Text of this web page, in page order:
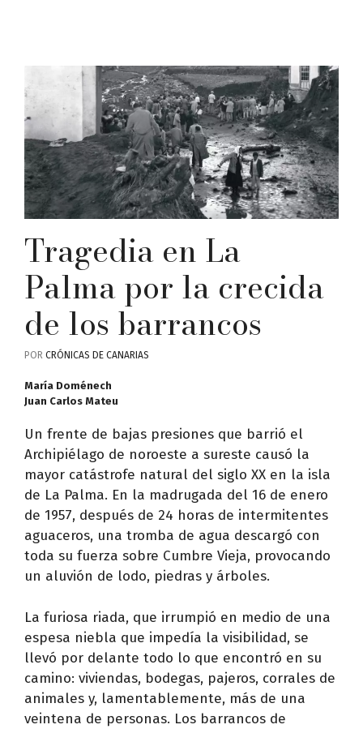
Tragedia en La
Palma por la crecida
de los barrancos
POR CRÓNICAS DE CANARIAS
María Doménech
Juan Carlos Mateu
Un frente de bajas presiones que barrió el
Archipiélago de noroeste a sureste causó la
mayor catástrofe natural del siglo XX en la isla
de La Palma. En la madrugada del 16 de enero
de 1957, después de 24 horas de intermitentes
aguaceros, una tromba de agua descargó con
toda su fuerza sobre Cumbre Vieja, provocando
un aluvión de lodo, piedras y árboles.
La furiosa riada, que irrumpió en medio de una
espesa niebla que impedía la visibilidad, se
llevó por delante todo lo que encontró en su
camino: viviendas, bodegas, pajeros, corrales de
animales y, lamentablemente, más de una
veintena de personas. Los barrancos de